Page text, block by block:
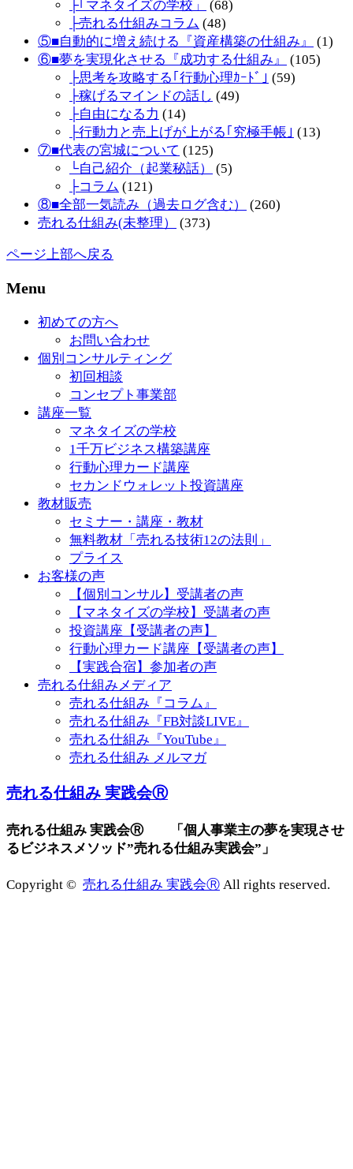
├｢マネタイズの学校」
(68)
├売れる仕組みコラム (48)
⑤■自動的に増え続ける『資産構築の仕組み』
(1)
⑥■夢を実現化させる『成功する仕組み』
(105)
├思考を攻略する｢行動心理ｶｰﾄﾞ｣ (59)
├稼げるマインドの話し (49)
├自由になる力 (14)
├行動力と売上げが上がる｢究極手帳｣ (13)
⑦■代表の宮城について (125)
└自己紹介（起業秘話）
(5)
├コラム (121)
⑧■全部一気読み（過去ログ含む）
(260)
売れる仕組み(未整理）
(373)
ページ上部へ戻る
Menu
初めての方へ
お問い合わせ
個別コンサルティング
初回相談
コンセプト事業部
講座一覧
マネタイズの学校
1千万ビジネス構築講座
行動心理カード講座
セカンドウォレット投資講座
教材販売
セミナー・講座・教材
無料教材「売れる技術12の法則」
プライス
お客様の声
【個別コンサル】受講者の声
【マネタイズの学校】受講者の声
投資講座【受講者の声】
行動心理カード講座【受講者の声】
【実践合宿】参加者の声
売れる仕組みメディア
売れる仕組み『コラム』
売れる仕組み『FB対談LIVE』
売れる仕組み『YouTube』
売れる仕組み メルマガ
売れる仕組み 実践会Ⓡ
売れる仕組み 実践会Ⓡ 「個人事業主の夢を実現させ
るビジネスメソッド”売れる仕組み実践会”」
Copyright © 売れる仕組み 実践会Ⓡ All rights reserved.